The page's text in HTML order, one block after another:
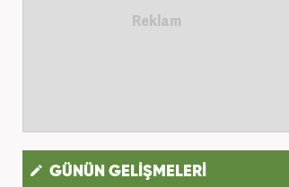
GÜNÜN GELİŞMELERİ